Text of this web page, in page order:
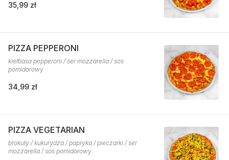
35,99 zł
PIZZA PEPPERONI
kiełbasa pepperoni / ser mozzarella / sos
pomidorowy
34,99 zł
PIZZA VEGETARIAN
brokuły / kukurydza / papryka / pieczarki / ser
mozzarella / sos pomidorowy